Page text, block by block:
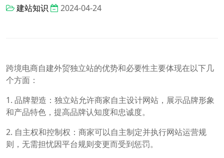
建站知识 2024-04-24
跨境电商自建外贸独立站的优势和必要性主要体现在以下几
个方面：
1. 品牌塑造：独立站允许商家自主设计网站，展示品牌形象
和产品特色，提高品牌认知度和忠诚度。
2. 自主权和控制权：商家可以自主制定并执行网站运营规
则，无需担忧因平台规则变更而受到惩罚。